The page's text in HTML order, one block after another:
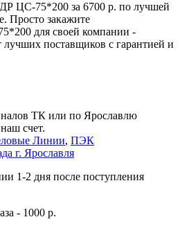
75*200 за 6700 р. по лучшей
Просто закажите
для своей компании -
лучших поставщиков с гарантией и
ТК или по Ярославлю
счет.
Линии, ПЭК
г. Ярославля
1-2 дня после поступления
- 1000 р.